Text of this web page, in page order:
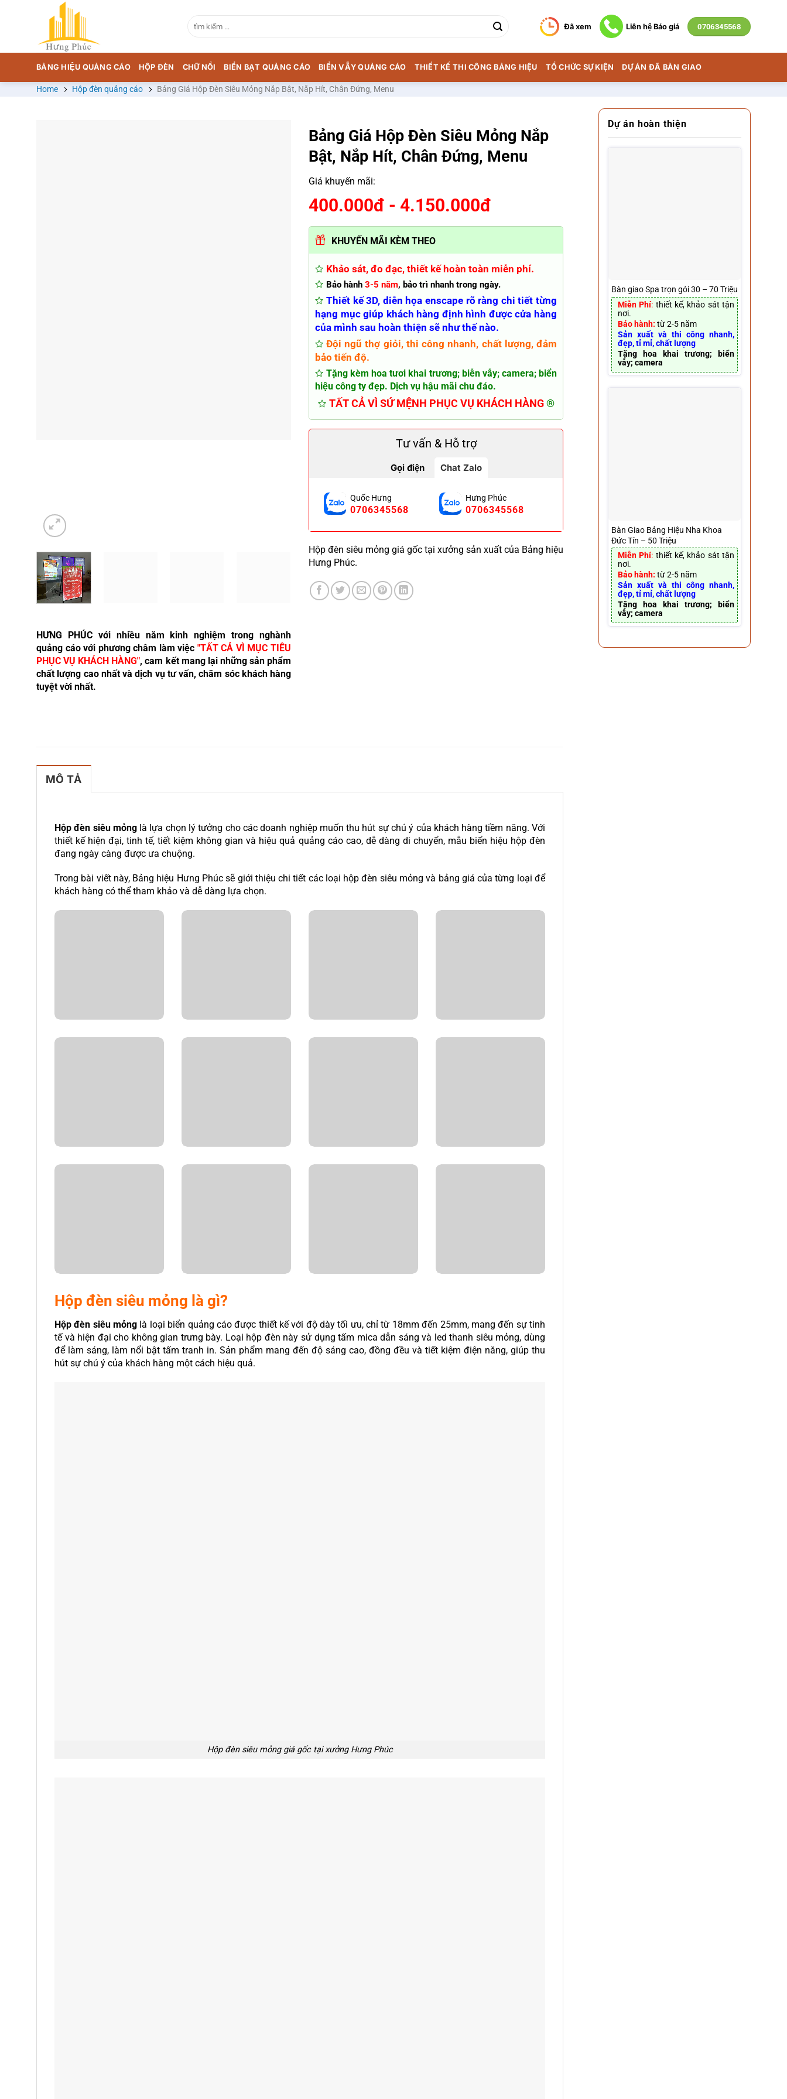
kiếm:
Đã xem Liên hệ Báo giá 0706345568
BẢNG HIỆU QUẢNG CÁO HỘP ĐÈN CHỮ NỔI BIỂN BẠT QUẢNG CÁO BIỂN VẪY QUẢNG CÁO THIẾT KẾ THI CÔNG BẢNG HIỆU TỔ CHỨC SỰ KIỆN DỰ ÁN ĐÃ BÀN GIAO
Home Hộp đèn quảng cáo Bảng Giá Hộp Đèn Siêu Mỏng Nắp Bật, Nắp Hít, Chân Đứng, Menu
Dự án hoàn thiện
Bàn giao Spa trọn gói 30 – 70 Triệu
Miễn Phí: thiết kế, khảo sát tận
nơi.
Bảo hành: từ 2-5 năm
Sản xuất và thi công nhanh,
đẹp, tỉ mỉ, chất lượng
Tặng hoa khai trương; biển
vẫy; camera
Bàn Giao Bảng Hiệu Nha Khoa
Đức Tín – 50 Triệu
Miễn Phí: thiết kế, khảo sát tận
nơi.
Bảo hành: từ 2-5 năm
Sản xuất và thi công nhanh,
đẹp, tỉ mỉ, chất lượng
Tặng hoa khai trương; biển
vẫy; camera
HƯNG PHÚC với nhiều năm kinh nghiệm trong nghành
quảng cáo với phương châm làm việc "TẤT CẢ VÌ MỤC TIÊU
PHỤC VỤ KHÁCH HÀNG", cam kết mang lại những sản phẩm
chất lượng cao nhất và dịch vụ tư vấn, chăm sóc khách hàng
tuyệt vời nhất.
Bảng Giá Hộp Đèn Siêu Mỏng Nắp
Bật, Nắp Hít, Chân Đứng, Menu
Giá khuyến mãi:
400.000đ - 4.150.000đ
KHUYẾN MÃI KÈM THEO
Khảo sát, đo đạc, thiết kế hoàn toàn miễn phí.
Bảo hành 3-5 năm, bảo trì nhanh trong ngày.
Thiết kế 3D, diễn họa enscape rõ ràng chi tiết từng
hạng mục giúp khách hàng định hình được cửa hàng
của mình sau hoàn thiện sẽ như thế nào.
Đội ngũ thợ giỏi, thi công nhanh, chất lượng, đảm
bảo tiến độ.
Tặng kèm hoa tươi khai trương; biễn vẫy; camera; biển
hiệu công ty đẹp. Dịch vụ hậu mãi chu đáo.
TẤT CẢ VÌ SỨ MỆNH PHỤC VỤ KHÁCH HÀNG®
Tư vấn & Hỗ trợ
Gọi điện Chat Zalo
Quốc Hưng
0706345568
Hưng Phúc
0706345568
Hộp đèn siêu mỏng giá gốc tại xưởng sản xuất của Bảng hiệu
Hưng Phúc.
MÔ TẢ
Hộp đèn siêu mỏnglà lựa chọn lý tưởng cho các doanh nghiệp muốn thu hút sự chú ý của khách hàng tiềm năng. Với
thiết kế hiện đại, tinh tế, tiết kiệm không gian và hiệu quả quảng cáo cao, dễ dàng di chuyển, mẫu biển hiệu hộp đèn
đang ngày càng được ưa chuộng.
Trong bài viết này, Bảng hiệu Hưng Phúc sẽ giới thiệu chi tiết các loại hộp đèn siêu mỏng và bảng giá của từng loại để
khách hàng có thể tham khảo và dễ dàng lựa chọn.
Hộp đèn siêu mỏng là gì?
Hộp đèn siêu mỏng là loại biển quảng cáo được thiết kế với độ dày tối ưu, chỉ từ 18mm đến 25mm, mang đến sự tinh
tế và hiện đại cho không gian trưng bày. Loại hộp đèn này sử dụng tấm mica dẫn sáng và led thanh siêu mỏng, dùng
để làm sáng, làm nổi bật tấm tranh in. Sản phẩm mang đến độ sáng cao, đồng đều và tiết kiệm điện năng, giúp thu
hút sự chú ý của khách hàng một cách hiệu quả.
Hộp đèn siêu mỏng giá gốc tại xưởng Hưng Phúc